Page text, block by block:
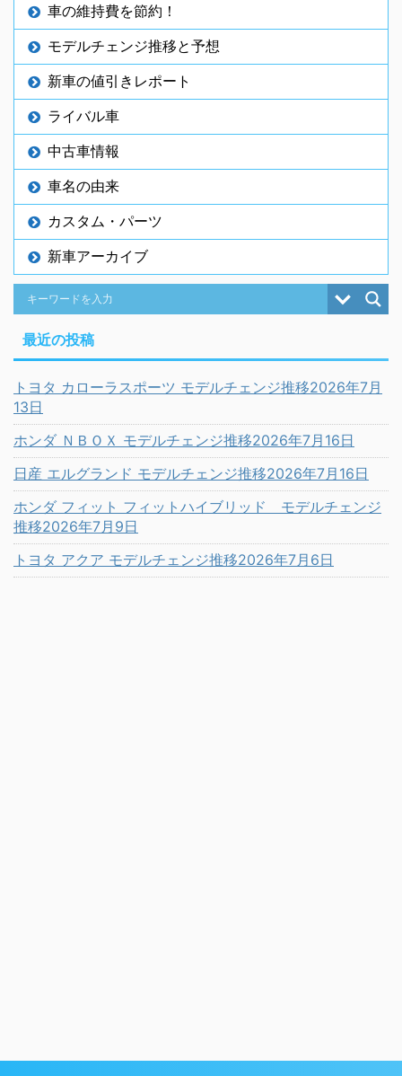
車の維持費を節約！
モデルチェンジ推移と予想
新車の値引きレポート
ライバル車
中古車情報
車名の由来
カスタム・パーツ
新車アーカイブ
最近の投稿
トヨタ カローラスポーツ モデルチェンジ推移2026年7月
13日
ホンダ ＮＢＯＸ モデルチェンジ推移2026年7月16日
日産 エルグランド モデルチェンジ推移2026年7月16日
ホンダ フィット フィットハイブリッド モデルチェンジ
推移2026年7月9日
トヨタ アクア モデルチェンジ推移2026年7月6日